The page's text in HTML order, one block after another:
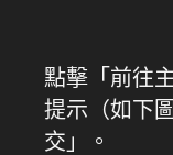
點擊「前往
提示（如下
交」。